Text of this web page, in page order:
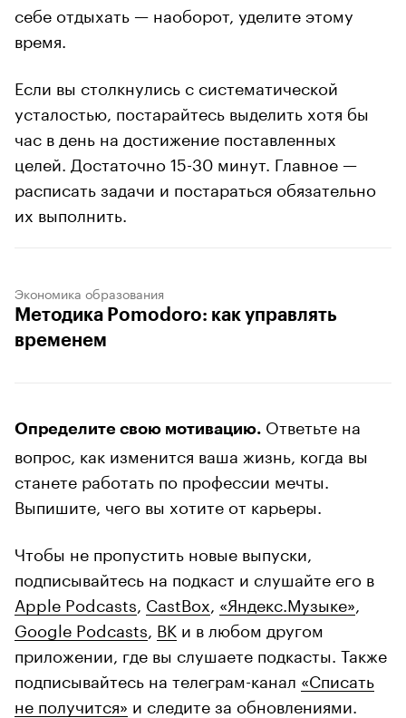
себе отдыхать — наоборот, уделите этому
время.
Если вы столкнулись с систематической
усталостью, постарайтесь выделить хотя бы
час в день на достижение поставленных
целей. Достаточно 15-30 минут. Главное —
расписать задачи и постараться обязательно
их выполнить.
Экономика образования
Методика Pomodoro: как управлять
временем
Определите свою мотивацию. Ответьте на
вопрос, как изменится ваша жизнь, когда вы
станете работать по профессии мечты.
Выпишите, чего вы хотите от карьеры.
Чтобы не пропустить новые выпуски,
подписывайтесь на подкаст и слушайте его в
Apple Podcasts CastBox «Яндекс.Музыке»
Google Podcasts ВК и в любом другом
приложении, где вы слушаете подкасты. Также
подписывайтесь на телеграм-канал «Списать
не получится» и следите за обновлениями.